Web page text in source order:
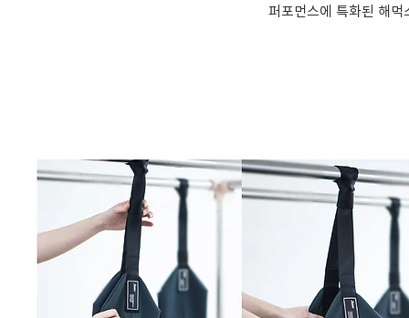
퍼포먼스에 특화된 해